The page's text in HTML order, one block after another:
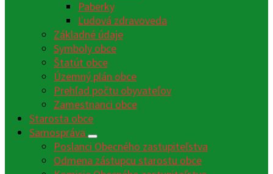
Paberky
Ľudová zdravoveda
Základné údaje
Symboly obce
Štatút obce
Územný plán obce
Prehľad počtu obyvateľov
Zamestnanci obce
Starosta obce
Samospráva
Poslanci Obecného zastupiteľstva
Odmena zástupcu starostu obce